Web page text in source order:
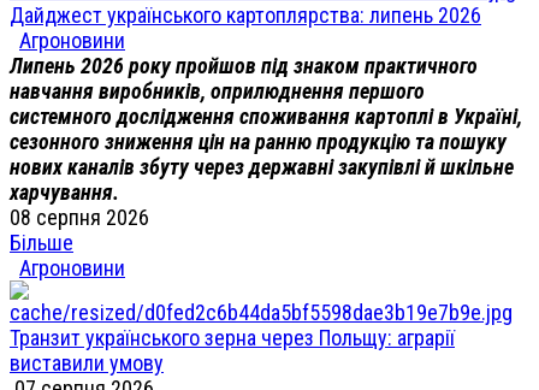
Дайджест українського картоплярства: липень 2026
Агроновини
Липень 2026 року пройшов під знаком практичного
навчання виробників, оприлюднення першого
системного дослідження споживання картоплі в Україні,
сезонного зниження цін на ранню продукцію та пошуку
нових каналів збуту через державні закупівлі й шкільне
харчування.
08 серпня 2026
Більше
Агроновини
Транзит українського зерна через Польщу: аграрії
виставили умову